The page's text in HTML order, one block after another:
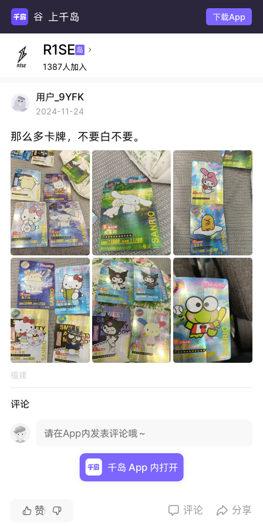
谷圈 上千岛 下载App
R1SE 岛 
1387人加入
用户_9YFK
2024-11-24
那么多卡牌，不要白不要。
福建
评论
请在App内发表评论哦～
 赞   评论  分享
千岛 App 内打开